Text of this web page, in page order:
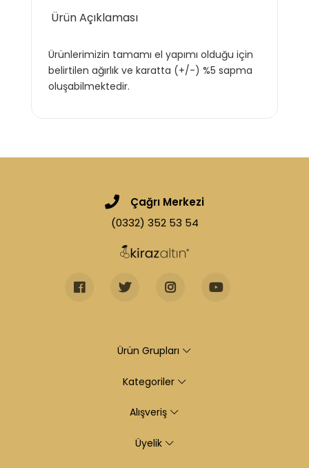
Ürün Açıklaması
Ürünlerimizin tamamı el yapımı olduğu için
belirtilen ağırlık ve karatta (+/-) %5 sapma
oluşabilmektedir.
Çağrı Merkezi
(0332) 352 53 54
Ürün Grupları
Kategoriler
Alışveriş
Üyelik